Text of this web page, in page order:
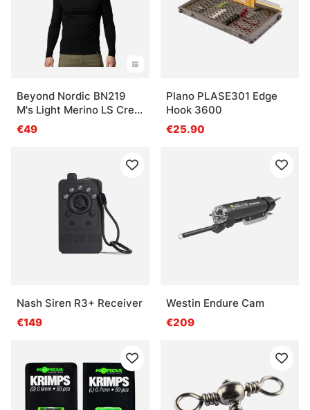
Beyond Nordic BN219
M's Light Merino LS Crew
Onyx Black
€49
Plano PLASE301 Edge
Hook 3600
€25.90
Nash Siren R3+ Receiver
€149
Westin Endure Cam
€209